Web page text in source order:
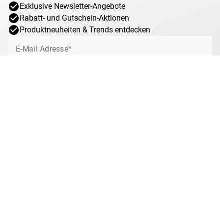
Exklusive Newsletter-Angebote
Rabatt- und Gutschein-Aktionen
Produktneuheiten & Trends entdecken
E-Mail Adresse*